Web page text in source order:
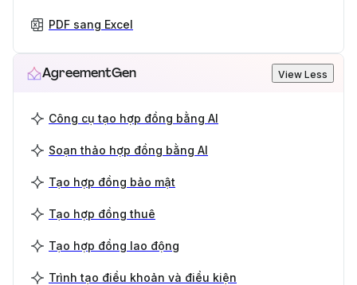
PDF sang Excel
AgreementGen View Less
Công cụ tạo hợp đồng bằng AI
Soạn thảo hợp đồng bằng AI
Tạo hợp đồng bảo mật
Tạo hợp đồng thuê
Tạo hợp đồng lao động
Trình tạo điều khoản và điều kiện